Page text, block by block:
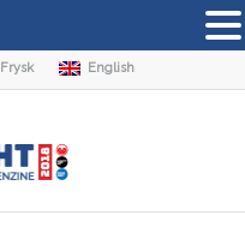
Frysk English